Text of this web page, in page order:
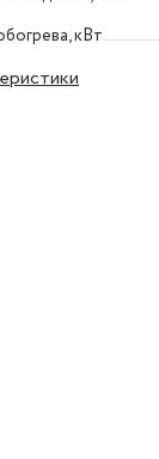
кВт